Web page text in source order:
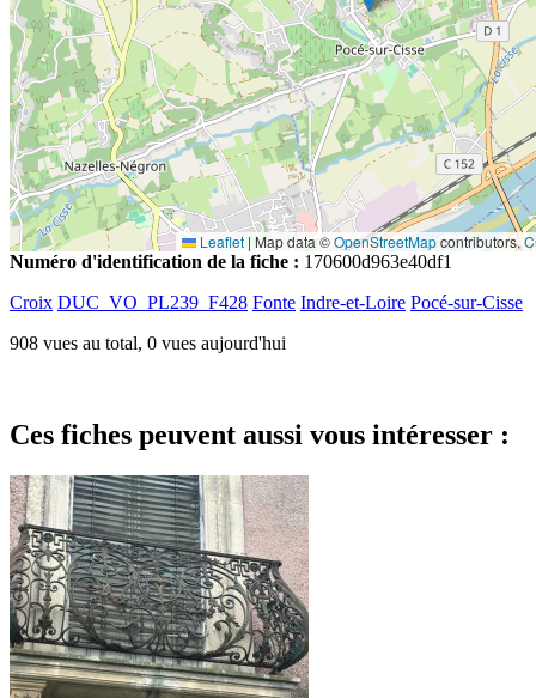
Leaflet | Map data ©OpenStreetMapcontributors,
Numéro d'identification de la fiche : 170600d963e40df1
Croix DUC_VO_PL239_F428 Fonte Indre-et-Loire Pocé-sur-Cisse
908 vues au total, 0 vues aujourd'hui
Ces fiches peuvent aussi vous intéresser :